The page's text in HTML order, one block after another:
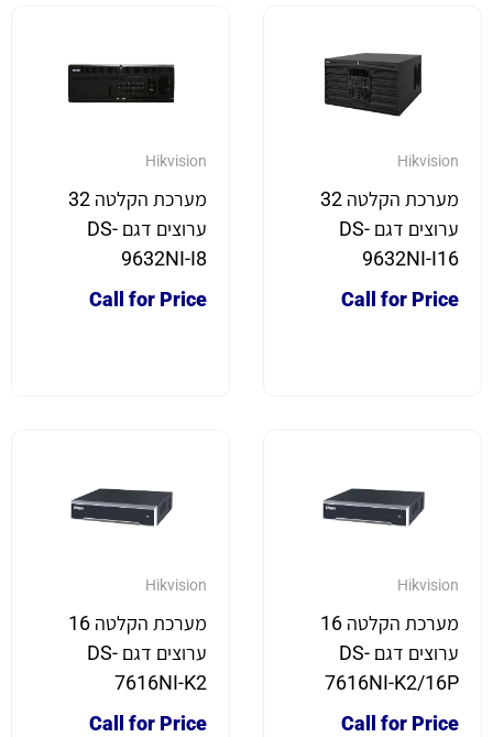
Hikvision
מערכת הקלטה 32
ערוצים דגם DS-
9632NI-I16
Call for Price
Hikvision
מערכת הקלטה 32
ערוצים דגם DS-
9632NI-I8
Call for Price
Hikvision
מערכת הקלטה 16
ערוצים דגם DS-
7616NI-K2/16P
Call for Price
Hikvision
מערכת הקלטה 16
ערוצים דגם DS-
7616NI-K2
Call for Price